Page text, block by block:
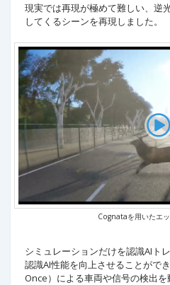
現実では再現が極めて難しい、逆
してくるシーンを再現しました。
Cognataを用いたエ
シミュレーションだけを認識AIト
認識AI性能を向上させることがで
Once）による車両や信号の検出を